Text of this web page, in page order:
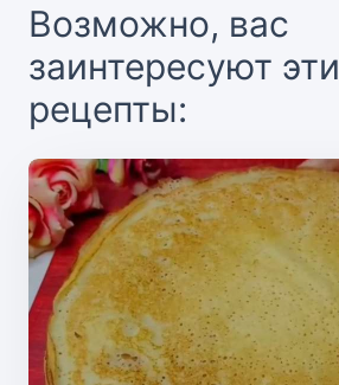
Возможно, вас
заинтересуют эти
рецепты: